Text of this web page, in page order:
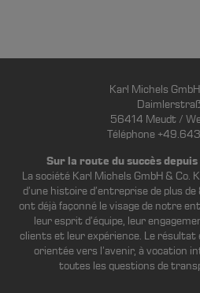
Karl Michels
56414 Meudt /
Téléphone
Sur la route du succès
La société Karl Michels GmbH & Co.
d’une histoire d’entreprise de plus
ont déjà façonné le visage de notre
leur esprit d’équipe, leur
clients et leur expérience. Le résultat
orientée vers l’avenir, à vocation
toutes les questions de